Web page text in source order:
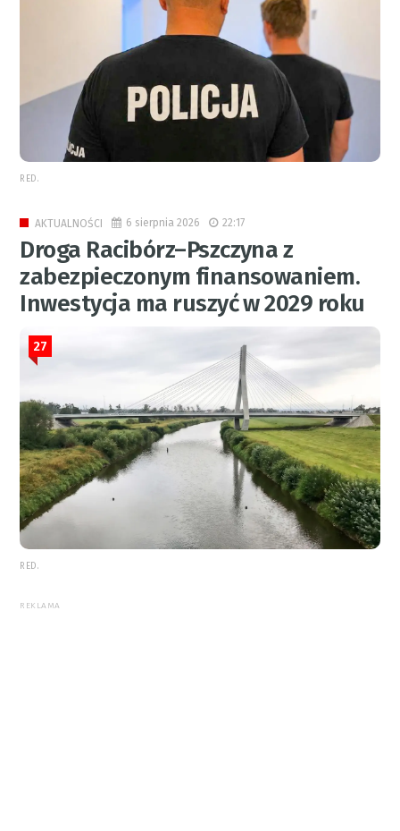
RED.
AKTUALNOŚCI 6 sierpnia 2026 22:17
Droga Racibórz–Pszczyna z
zabezpieczonym finansowaniem.
Inwestycja ma ruszyć w 2029 roku
27
RED.
REKLAMA